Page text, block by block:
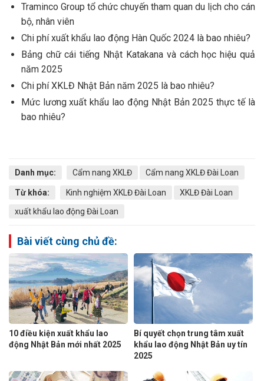
Traminco Group tổ chức chuyến tham quan du lịch cho cán
bộ, nhân viên
Chi phí xuất khẩu lao động Hàn Quốc 2024 là bao nhiêu?
Bảng chữ cái tiếng Nhật Katakana và cách học hiệu quả
năm 2025
Chi phí XKLĐ Nhật Bản năm 2025 là bao nhiêu?
Mức lương xuất khẩu lao động Nhật Bản 2025 thực tế là
bao nhiêu?
Danh mục: Cẩm nang XKLĐ Cẩm nang XKLĐ Đài Loan
Từ khóa: Kinh nghiệm XKLĐ Đài Loan
XKLĐ Đài Loan
xuất khẩu lao động Đài Loan
Bài viết cùng chủ đề:
10 điều kiện xuất khẩu lao
động Nhật Bản mới nhất 2025
Bí quyết chọn trung tâm xuất
khẩu lao động Nhật Bản uy tín
2025